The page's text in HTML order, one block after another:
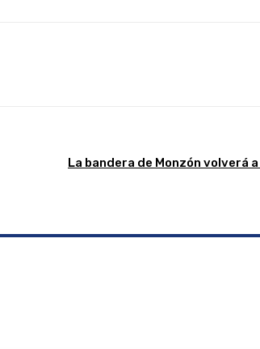
La bandera de Monzón volverá